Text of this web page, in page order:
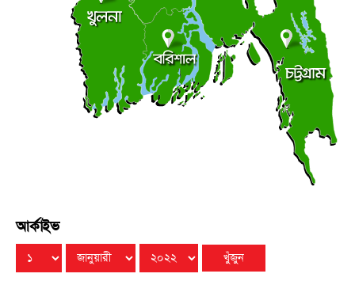
রবিবার ● ৯ আগস্ট ২০২৬
মালয়েশিয়ার উপ-অর্থমন্ত্রীর সঙ্গে বাংলাদেশ হাইকমিশনারের
রবিবার ● ৯ আগস্ট ২০২৬
আর্কাইভ